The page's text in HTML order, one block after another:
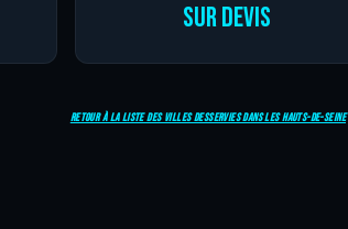
Sur devis
Retour à la liste des villes desservies dans les Hauts-de-Seine